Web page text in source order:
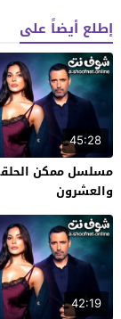
إطلع أيضاً على
45:28
والعشرون
42:19